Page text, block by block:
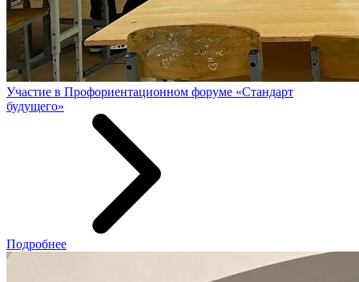
Участие в Профориентационном форуме «Стандарт
будущего»
Подробнее